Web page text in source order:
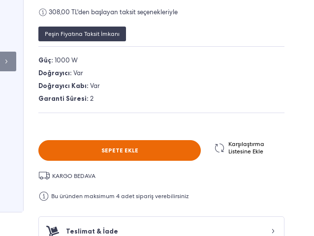
308,00 TL'den başlayan taksit seçenekleriyle
Peşin Fiyatına Taksit İmkanı
Güç: 1000 W
Doğrayıcı: Var
Doğrayıcı Kabı: Var
Garanti Süresi: 2
SEPETE EKLE
Karşılaştırma
Listesine Ekle
KARGO BEDAVA
Bu üründen maksimum 4 adet sipariş verebilirsiniz
Teslimat & İade